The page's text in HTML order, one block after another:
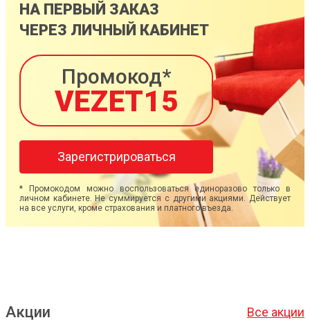
НА ПЕРВЫЙ ЗАКАЗ
ЧЕРЕЗ ЛИЧНЫЙ КАБИНЕТ
Промокод*
VEZET15
Зарегистрироваться
* Промокодом можно воспользоваться единоразово только в
личном кабинете. Не суммируется с другими акциями. Действует
на все услуги, кроме страхования и платного въезда.
Акции Все акции